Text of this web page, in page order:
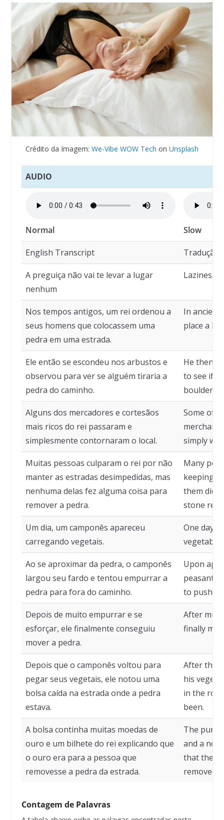
Crédito da Imagem: We-Vibe WOW Tech on Unsplash
AUDIO
Normal Slow
English Transcript Tradução
A preguiça não vai te levar a lugar
nenhum
Laziness
Nos tempos antigos, um rei ordenou a
seus homens que colocassem uma
pedra em uma estrada.
In ancient
place a
Ele então se escondeu nos arbustos e
observou para ver se alguém tiraria a
pedra do caminho.
He then
to see if
boulder
Alguns dos mercadores e cortesãos
mais ricos do rei passaram e
simplesmente contornaram o local.
Some of
simply
Muitas pessoas culparam o rei por não
manter as estradas desimpedidas, mas
nenhuma delas fez alguma coisa para
remover a pedra.
Many
keeping
them did
stone
Um dia, um camponês apareceu
carregando vegetais.
One day,
Ao se aproximar da pedra, o camponês
largou seu fardo e tentou empurrar a
pedra para fora do caminho.
Upon
peasant
to push
Depois de muito empurrar e se
esforçar, ele finalmente conseguiu
mover a pedra.
After
finally
Depois que o camponês voltou para
pegar seus vegetais, ele notou uma
bolsa caída na estrada onde a pedra
estava.
After the
his
in the
been.
A bolsa continha muitas moedas de
ouro e um bilhete do rei explicando que
o ouro era para a pessoa que
removesse a pedra da estrada.
The
and a
that the
removed
Contagem de Palavras